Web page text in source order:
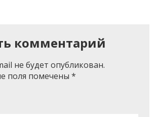
комментарий
не будет опубликован.
поля помечены *